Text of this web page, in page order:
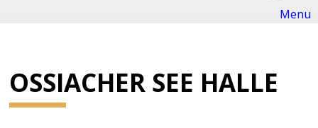
OSSIACHER SEE HALLE